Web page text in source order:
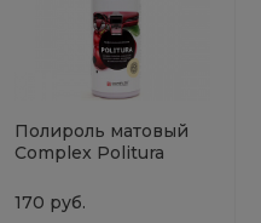
Полироль матовый
Complex Politura
VORTEX
170 руб.